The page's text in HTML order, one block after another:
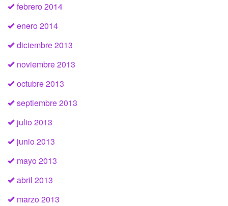
febrero 2014
enero 2014
diciembre 2013
noviembre 2013
octubre 2013
septiembre 2013
julio 2013
junio 2013
mayo 2013
abril 2013
marzo 2013